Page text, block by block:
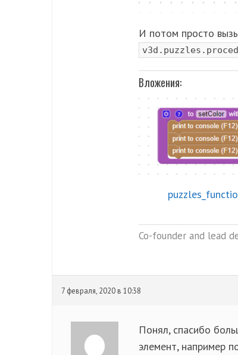
И потом просто
Вложения:
Co-founder and lead
7 февраля, 2020 в 10:38
Понял, спасибо
элемент, например